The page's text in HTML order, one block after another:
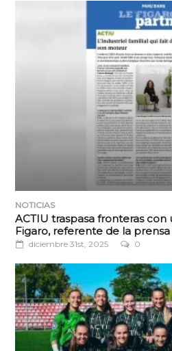
NOTICIAS
ACTIU traspasa fronteras
Figaro, referente de la prensa
diciembre 31st, 2025 0